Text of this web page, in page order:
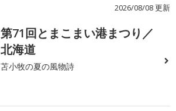
2026/08/08 更新
第71回とまこまい港まつり／
北海道
苫小牧の夏の風物詩